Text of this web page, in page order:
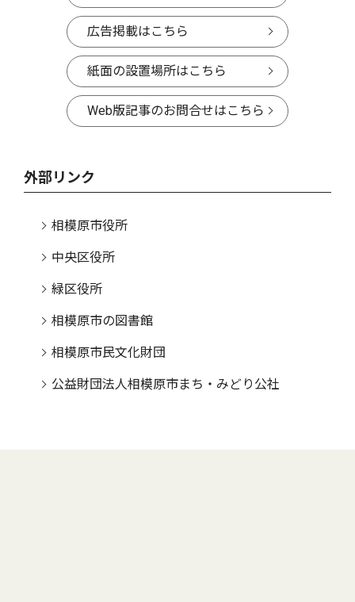
広告掲載はこちら
紙面の設置場所はこちら
Web版記事のお問合せはこちら
外部リンク
相模原市役所
中央区役所
緑区役所
相模原市の図書館
相模原市民文化財団
公益財団法人相模原市まち・みどり公社